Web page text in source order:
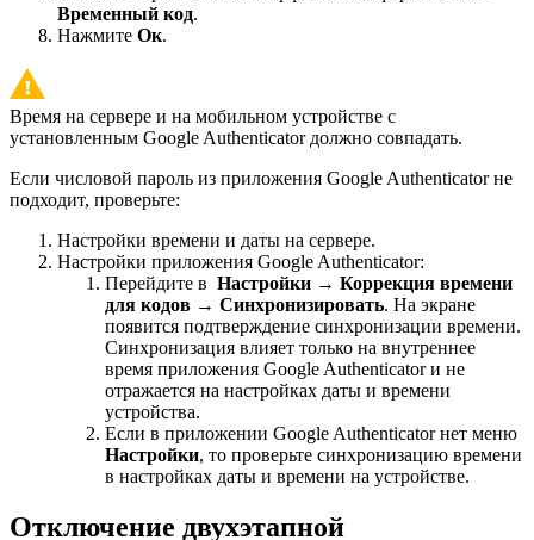
Временный код.
Нажмите Ок.
Время на сервере и на мобильном устройстве с
установленным Google Authenticator должно совпадать.
Если числовой пароль из приложения Google Authenticator не
подходит, проверьте:
Настройки времени и даты на сервере.
Настройки приложения Google Authenticator:
Перейдите в Настройки → Коррекция времени
для кодов → Синхронизировать. На экране
появится подтверждение синхронизации времени.
Синхронизация влияет только на внутреннее
время приложения Google Authenticator и не
отражается на настройках даты и времени
устройства.
Если в приложении Google Authenticator нет меню
Настройки, то проверьте синхронизацию времени
в настройках даты и времени на устройстве.
Отключение двухэтапной